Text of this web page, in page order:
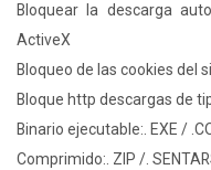
Bloquear la descarga
ActiveX
Bloqueo de las cookies del
Bloque http descargas de
Binario ejecutable:. EXE /
Comprimido:. ZIP /.